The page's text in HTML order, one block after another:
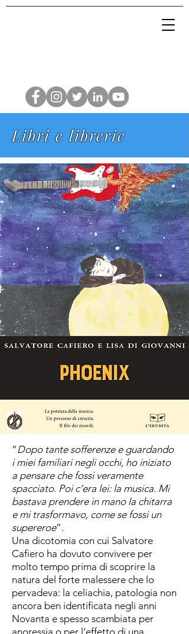
Libri e librerie
“Dopo tante sofferenze e guardando
i miei familiari negli occhi, ho iniziato
a pensare che fossi veramente
spacciato. Poi c’era lei: la musica. Mi
bastava prendere in mano la chitarra
e mi trasformavo, come se fossi un
supereroe”.
Una dicotomia con cui Salvatore
Cafiero ha dovuto convivere per
molto tempo prima di scoprire la
natura del forte malessere che lo
pervadeva: la celiachia, patologia non
ancora ben identificata negli anni
Novanta e spesso scambiata per
anoressia o per l’effetto di una